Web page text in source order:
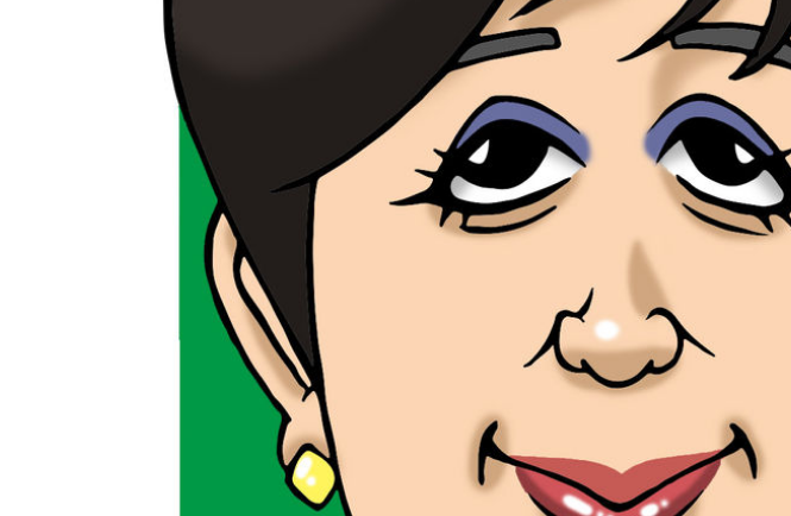
先でよくみかけるもの！ 一億円貯まる人の玄関
先には、絶対に置かないものがある！？」 これ
は、PREJIDENT Onlineの記事として掲載された
ファイナンシャルプランナー（以下ＦＰ）の藤
川太さんの言葉です。 藤川さんが家計診断した
２万人以上の膨大なユーザデータから導きだし
た結論に大いなる共感をした次第です。 その藤
川理論を前提に、僕自身が３０年間暮らす新興
（中興？）団地の３０００世帯の家々を眺めた
時に、あまりにも「まさ ...
続フェアウエイキープ率１位の偉業を続けてい
ます。 １８年と２０年の日本オープンを制した
実績もあり大試合に強い男の印象があります。
２０２１年を締めくくる男子ツアーの最終戦
「ゴルフ日本シリーズ」（東京よみうりカンツ
リークラブ）での最終結果は？ 目次 稲森佑貴
選手は、最終戦８位に終わりました もし２０２
１年１２月の最終戦ゴルフ日本シリーズで優勝
すれば逆転の賞金 ...